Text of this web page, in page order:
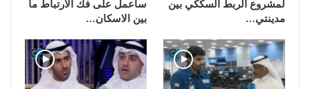
لمشروع الربط السككي بين
مدينتي…
سأعمل على فك الارتباط ما
بين الاسكان…